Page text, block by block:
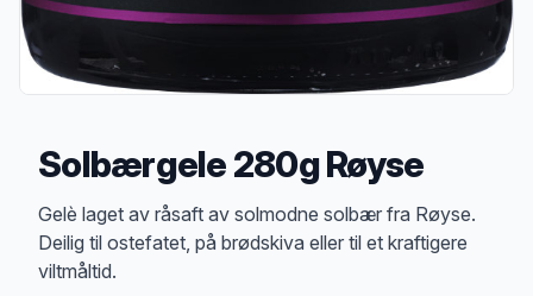
Solbærgele 280g Røyse
Produktbeskrivelse
Gelè laget av råsaft av solmodne solbær fra Røyse.
Deilig til ostefatet, på brødskiva eller til et kraftigere
viltmåltid.